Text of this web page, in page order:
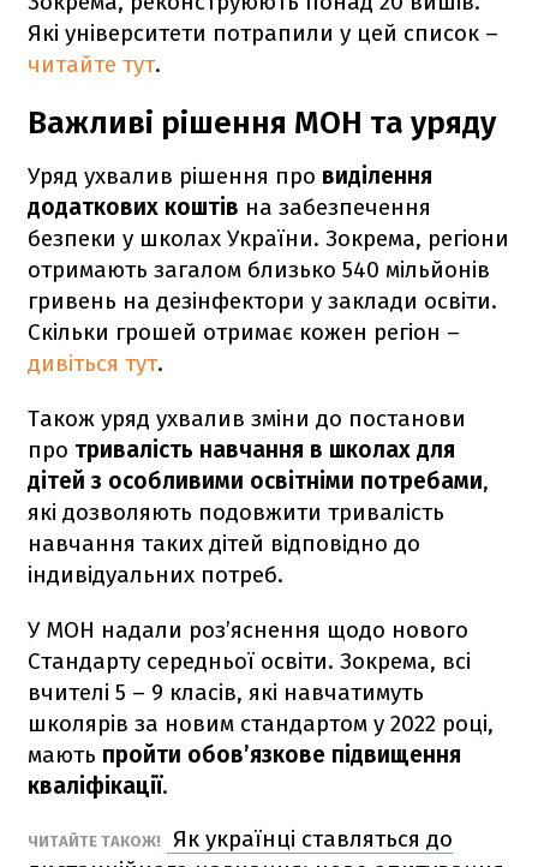
Які університети потрапили у цей список –
читайте тут.
Важливі рішення МОН та уряду
Уряд ухвалив рішення про виділення
додаткових коштів на забезпечення
безпеки у школах України. Зокрема, регіони
отримають загалом близько 540 мільйонів
гривень на дезінфектори у заклади освіти.
Скільки грошей отримає кожен регіон –
дивіться тут.
Також уряд ухвалив зміни до постанови
про тривалість навчання в школах для
дітей з особливими освітніми потребами,
які дозволяють подовжити тривалість
навчання таких дітей відповідно до
індивідуальних потреб.
У МОН надали роз’яснення щодо нового
Стандарту середньої освіти. Зокрема, всі
вчителі 5 – 9 класів, які навчатимуть
школярів за новим стандартом у 2022 році,
мають пройти обов’язкове підвищення
кваліфікації.
ЧИТАЙТЕ ТАКОЖ!
Як українці ставляться до